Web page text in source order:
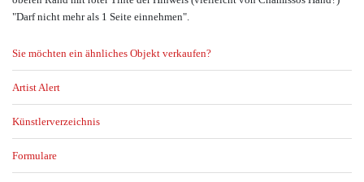
"Darf nicht mehr als 1 Seite einnehmen".
Sie möchten ein ähnliches Objekt verkaufen?
Artist Alert
Künstlerverzeichnis
Formulare